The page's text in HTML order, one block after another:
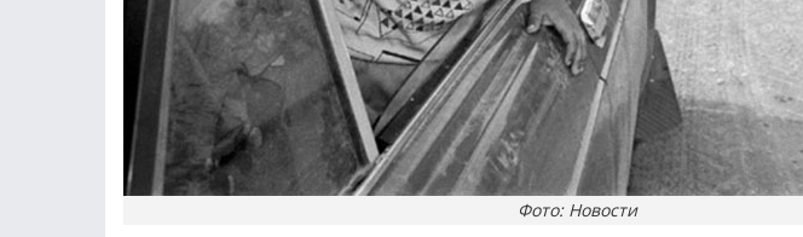
Фото: Новости